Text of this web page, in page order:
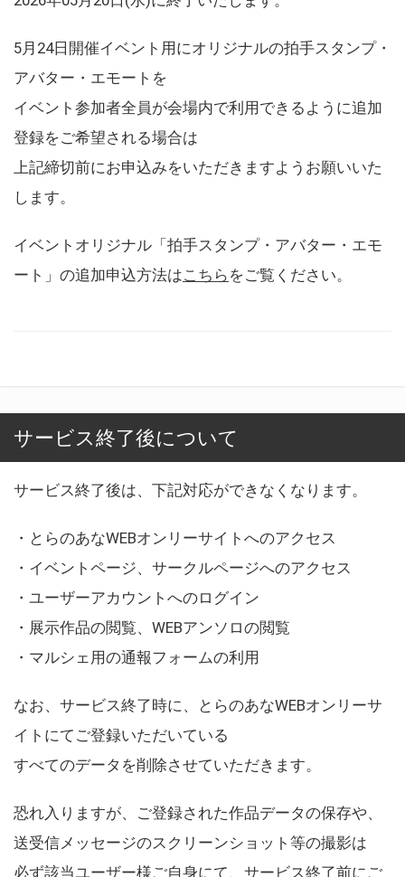
5月24日開催イベント用にオリジナルの拍手スタンプ・
アバター・エモートを
イベント参加者全員が会場内で利用できるように追加
登録をご希望される場合は
上記締切前にお申込みをいただきますようお願いいた
します。
イベントオリジナル「拍手スタンプ・アバター・エモ
ート」の追加申込方法はこちら をご覧ください。
サービス終了後について
サービス終了後は、下記対応ができなくなります。
・とらのあなWEBオンリーサイトへのアクセス
・イベントページ、サークルページへのアクセス
・ユーザーアカウントへのログイン
・展示作品の閲覧、WEBアンソロの閲覧
・マルシェ用の通報フォームの利用
なお、サービス終了時に、とらのあなWEBオンリーサ
イトにてご登録いただいている
すべてのデータを削除させていただきます。
恐れ入りますが、ご登録された作品データの保存や、
送受信メッセージのスクリーンショット等の撮影は
必ず該当ユーザー様ご自身にて、サービス終了前にご